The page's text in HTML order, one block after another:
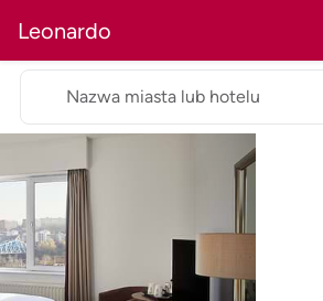
Leonardo
Nazwa miasta lub hotelu